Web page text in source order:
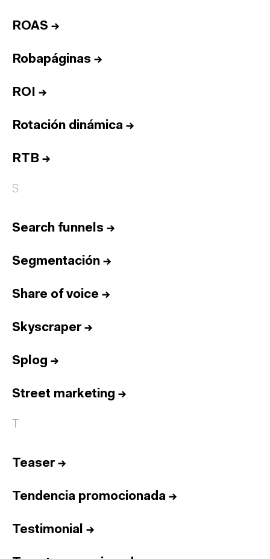
ROAS →
Robapáginas →
ROI →
Rotación dinámica →
RTB →
S
Search funnels →
Segmentación →
Share of voice →
Skyscraper→
Splog →
Street marketing →
T
Teaser→
Tendencia promocionada →
Testimonial →